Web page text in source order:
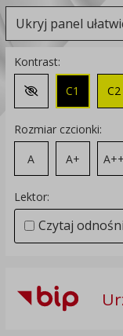
Ukryj panel
Kontrast:
Zmień kontrast na
C1 C2
Rozmiar czcionki:
A
A+ A++
Lektor:
Czytaj